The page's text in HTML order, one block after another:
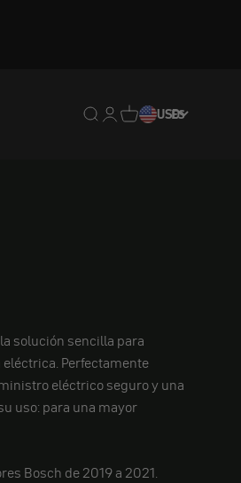
Traducción pendiente:
Traducción
Traducción
USDES
solución sencilla para
Perfectamente
eléctrico seguro y una
uso: para una mayor
Bosch de 2019 a 2021.